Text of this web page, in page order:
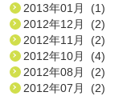
2013年01月 (1)
2012年12月 (2)
2012年11月 (2)
2012年10月 (4)
2012年08月 (2)
2012年07月 (2)